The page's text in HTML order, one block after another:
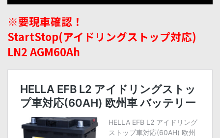
※要現車確認！
StartStop(アイドリングストップ対応)
LN2 AGM60Ah